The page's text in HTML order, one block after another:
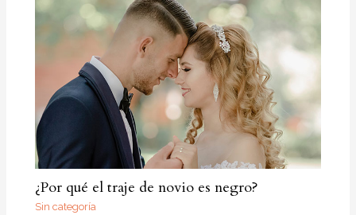
¿Por qué el traje de novio es negro?
Sin categoría